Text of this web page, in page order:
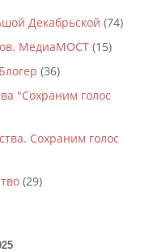
Декабрьской (74)
МедиаМОСТ(15)
(36)
"Сохраним голос
Сохраним голос
(29)